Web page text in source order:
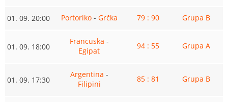
01. 09. 20:00 Portoriko- Grčka 79 : 90 Grupa B
01. 09. 18:00
Francuska -
Egipat
94 : 55 Grupa A
01. 09. 17:30
Argentina -
Filipini
85 : 81 Grupa B